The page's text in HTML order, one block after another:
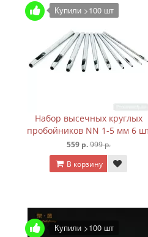
Купили >100 шт
Набор высечных круглых
пробойников NN 1-5 мм 6
559 р.999 р.
В корзину
Купили >100 шт